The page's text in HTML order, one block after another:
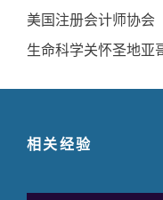
美国注册会计师协会
生命科学关怀圣地
相关经验